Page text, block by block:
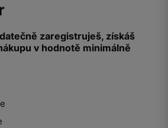
zaregistruješ, získáš
v hodnotě minimálně